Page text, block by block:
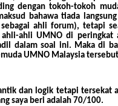
dengan tokoh-tokoh
bahawa tiada
ahli forum), tetapi
ahli UMNO di
dalam soal ini. Maka di
UMNO Malaysia
dan logik tetapi tersekat
saya beri adalah 70/100.